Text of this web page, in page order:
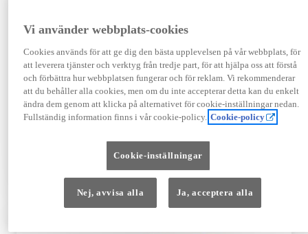
09-2023
Hybrid Bensin
Automat
Visa mer
409 900 kr
Från 4 920 kr/mån
Kontakta återförsäljare
Vi använder webbplats-cookies
Cookies används för att ge dig den bästa upplevelsen på vår webbplats, för
att leverera tjänster och verktyg från tredje part, för att hjälpa oss att förstå
och förbättra hur webbplatsen fungerar och för reklam. Vi rekommenderar
att du behåller alla cookies, men om du inte accepterar detta kan du enkelt
ändra dem genom att klicka på alternativet för cookie-inställningar nedan.
Fullständig information finns i vår cookie-policy. Cookie-policy
Cookie-inställningar
Nej, avvisa alla Ja, acceptera alla